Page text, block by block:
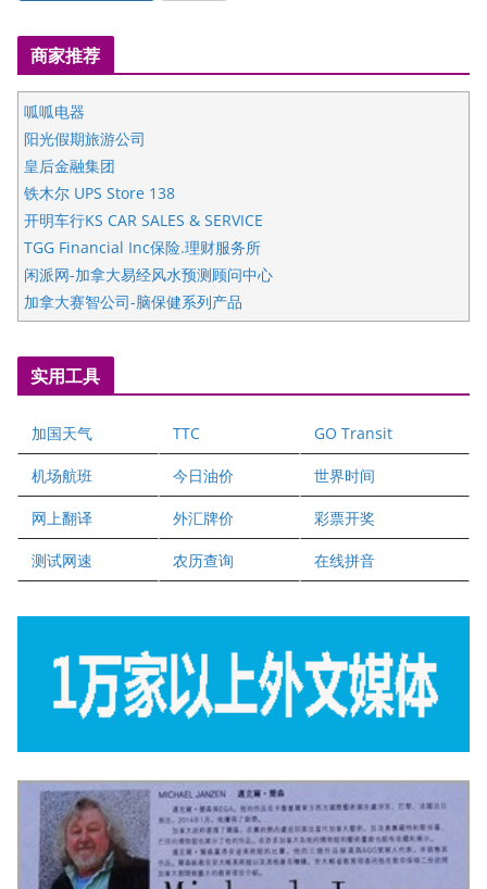
商家推荐
呱呱电器
阳光假期旅游公司
皇后金融集团
铁木尔 UPS Store 138
开明车行KS CAR SALES & SERVICE
TGG Financial Inc保险.理财服务所
闲派网-加拿大易经风水预测顾问中心
加拿大赛智公司-脑保健系列产品
国际注册执业营养师公会
爱德华连锁酒店万锦分店
健健宝公司
二十一世纪美联地产公司
全球趋势移民留学
盛达资本
实用工具
加国天气 TTC GO Transit
机场航班 今日油价 世界时间
网上翻译 外汇牌价 彩票开奖
测试网速 农历查询 在线拼音